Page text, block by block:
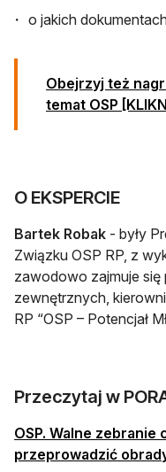
o jakich
Obejrzyj też
temat OSP
O EKSPERCIE
Bartek Robak - były
Związku OSP RP, z
zawodowo zajmuje
zewnętrznych,
RP “OSP – Potencjał
Przeczytaj w
OSP. Walne zebranie
przeprowadzić